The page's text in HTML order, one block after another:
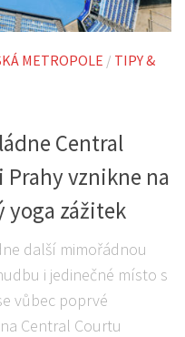
METROPOLE / TIPY &
Central
Prahy vznikne na
yoga zážitek
další mimořádnou
i jedinečné místo s
vůbec poprvé
Central Courtu